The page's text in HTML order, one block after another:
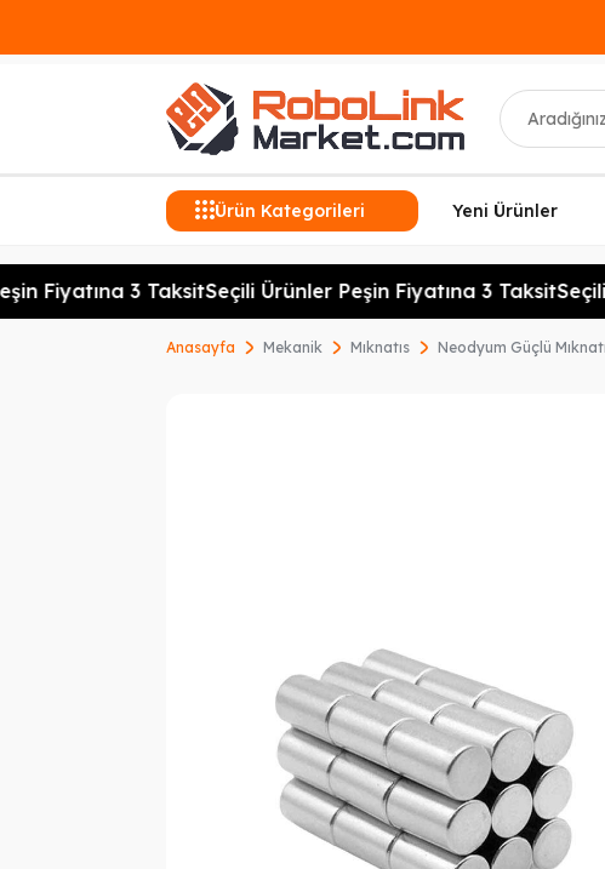
Ara
Ürün Kategorileri Yeni Ürünler
Fiyatına 3 TaksitSeçili Ürünler Peşin Fiyatına 3 TaksitSeçili
Anasayfa Mekanik Mıknatıs Neodyum Güçlü